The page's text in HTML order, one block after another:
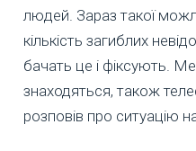
людей. Зараз такої
кількість загиблих
бачать це і фіксують.
знаходяться, також
розповів про ситуацію